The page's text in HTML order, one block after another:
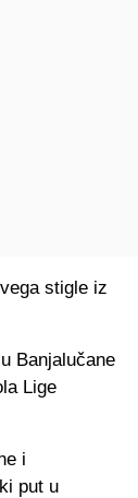
stigle iz
Banjalučane
Lige
i
put u